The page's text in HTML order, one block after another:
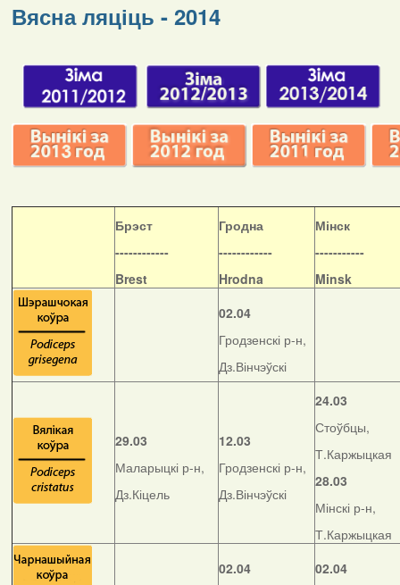
Вясна ляціць - 2014
Брэст
------------
Brest
Гродна
------------
Hrodna
Мінск
-----------
Minsk
02.04
Гродзенскі р-н,
Дз.Вінчэўскі
29.03
Маларыцкі р-н,
Дз.Кіцель
12.03
Гродзенскі р-н,
Дз.Вінчэўскі
24.03
Стоўбцы,
Т.Каржыцкая
28.03
Мінскі р-н,
Т.Каржыцкая
02.04
02.04